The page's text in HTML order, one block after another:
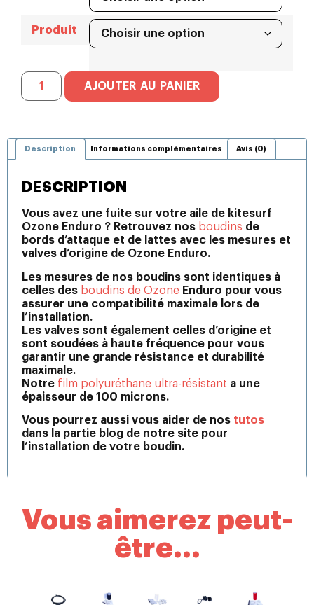
Produit
AJOUTER AU PANIER
Description Informations complémentaires Avis (0)
DESCRIPTION
Vous avez une fuite sur votre aile de kitesurf
Ozone Enduro ? Retrouvez nos boudins de
bords d’attaque et de lattes avec les mesures et
valves d’origine de Ozone Enduro.
Les mesures de nos boudins sont identiques à
celles des boudins de Ozone Enduro pour vous
assurer une compatibilité maximale lors de
l’installation.
Les valves sont également celles d’origine et
sont soudées à haute fréquence pour vous
garantir une grande résistance et durabilité
maximale.
Notre film polyuréthane ultra-résistant a une
épaisseur de 100 microns.
Vous pourrez aussi vous aider de nos tutos
dans la partie blog de notre site pour
l’installation de votre boudin.
Vous aimerez peut-
être...